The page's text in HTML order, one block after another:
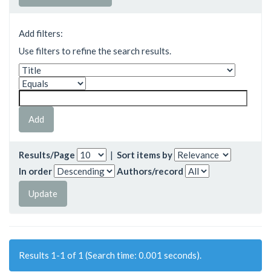
Add filters:
Use filters to refine the search results.
Results/Page | Sort items by
In order
Authors/record
Results 1-1 of 1 (Search time: 0.001 seconds).